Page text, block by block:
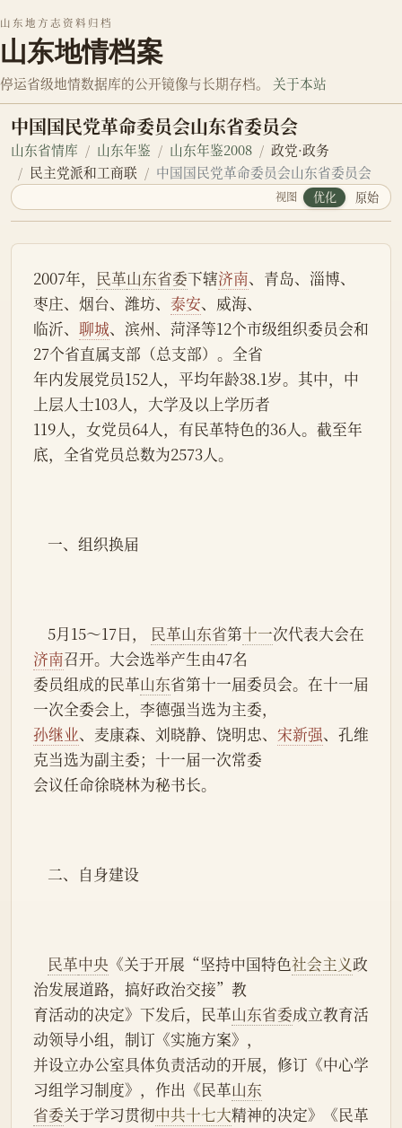
山东地方志资料归档
山东地情档案
停运省级地情数据库的公开镜像与长期存档。 关于本站
中国国民党革命委员会山东省委员会
山东省情库 山东年鉴 山东年鉴2008
政党·政务
民主党派和工商联
中国国民党革命委员会山东省委员会
视图 优化 原始
2007年， 民革山东省委下辖济南、青岛、淄博、
枣庄、烟台、潍坊、 泰安、威海、
临沂、 聊城、滨州、菏泽等12个市级组织委员会和
27个省直属支部（总支部）。全省
年内发展党员152人，平均年龄38.1岁。其中，中
上层人士103人，大学及以上学历者
119人，女党员64人，有民革特色的36人。截至年
底，全省党员总数为2573人。
    一、组织换届
    5月15～17日，
民革山东省第十一次代表大会在
济南召开。大会选举产生由47名
委员组成的民革山东省第十一届委员会。在十一届
一次全委会上，李德强当选为主委，
孙继业、麦康森、刘晓静、饶明忠、 宋新强、孔维
克当选为副主委；十一届一次常委
会议任命徐晓林为秘书长。
    二、自身建设
民革中央 《关于开展“坚持中国特色社会主义政
治发展道路，搞好政治交接”教
育活动的决定》下发后，民革山东省委成立教育活
动领导小组，制订《实施方案》，
并设立办公室具体负责活动的开展，修订《中心学
习组学习制度》，作出《民革山东
省委关于学习贯彻中共十七大精神的决定》《民革